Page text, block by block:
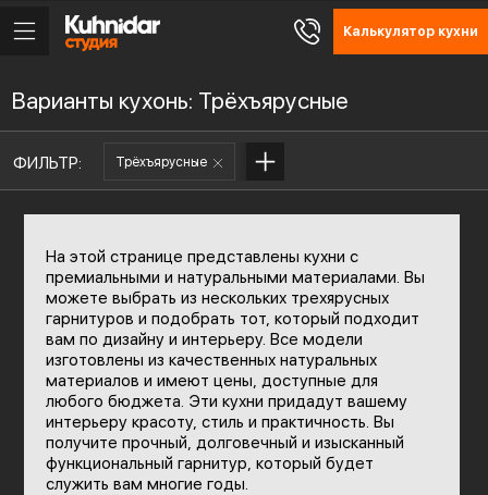
Калькулятор кухни
Варианты кухонь: Трёхъярусные
ФИЛЬТР: Трёхъярусные
На этой странице представлены кухни с
премиальными и натуральными материалами. Вы
можете выбрать из нескольких трехярусных
гарнитуров и подобрать тот, который подходит
вам по дизайну и интерьеру. Все модели
изготовлены из качественных натуральных
материалов и имеют цены, доступные для
любого бюджета. Эти кухни придадут вашему
интерьеру красоту, стиль и практичность. Вы
получите прочный, долговечный и изысканный
функциональный гарнитур, который будет
служить вам многие годы.